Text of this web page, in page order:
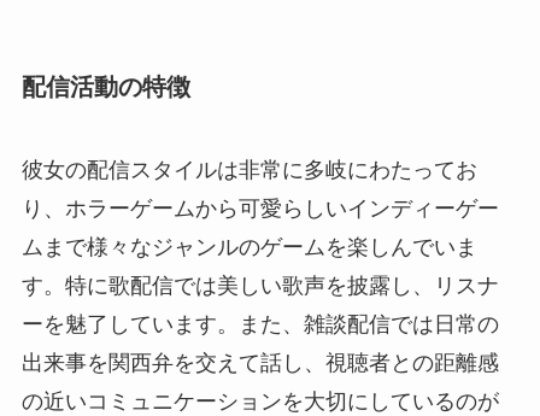
配信活動の特徴
彼女の配信スタイルは非常に多岐にわたってお
り、ホラーゲームから可愛らしいインディーゲー
ムまで様々なジャンルのゲームを楽しんでいま
す。特に歌配信では美しい歌声を披露し、リスナ
ーを魅了しています。また、雑談配信では日常の
出来事を関西弁を交えて話し、視聴者との距離感
の近いコミュニケーションを大切にしているのが